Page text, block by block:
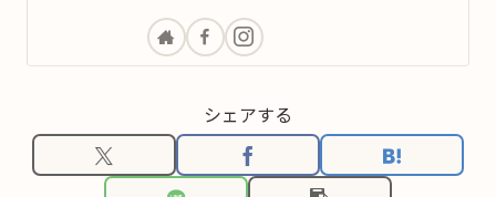
シェアする